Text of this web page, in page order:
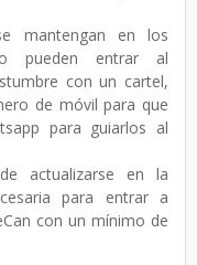
mantengan en los
pueden entrar al
con un cartel,
de móvil para que
para guiarlos al
actualizarse en la
para entrar a
con un mínimo de